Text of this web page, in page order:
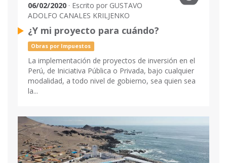
06/02/2020 · Escrito por GUSTAVO
ADOLFO CANALES KRILJENKO
¿Y mi proyecto para cuándo?
Obras por Impuestos
La implementación de proyectos de inversión en el
Perú, de Iniciativa Pública o Privada, bajo cualquier
modalidad, a todo nivel de gobierno, sea quien sea
la...